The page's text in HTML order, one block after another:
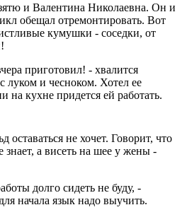
и Валентина Николаевна. Он и
обещал отремонтировать. Вот
кумушки - соседки, от
приготовил! - хвалится
луком и чесноком. Хотел ее
на кухне придется ей работать.
оставаться не хочет. Говорит, что
знает, а висеть на шее у жены -
долго сидеть не буду, -
начала язык надо выучить.